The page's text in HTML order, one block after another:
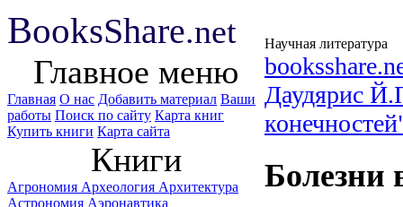
BooksShare.net Научная литература
Главное меню
Главная О нас Добавить материал Ваши
работы Поиск по сайту Карта книг
Купить книги Карта сайта
Книги
Агрономия Археология Архитектура
Астрономия Аэронавтика
Даудярис
Болезни